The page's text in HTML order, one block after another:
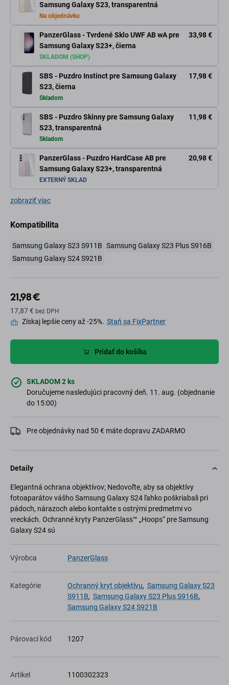
Samsung Galaxy S23, transparentná
Na objednávku
PanzerGlass - Tvrdené Sklo UWF AB wA pre
Samsung Galaxy S23+, čierna
33,98 €
SKLADOM (SHOP)
SBS - Puzdro Instinct pre Samsung Galaxy
S23, čierna
17,98 €
Skladom
SBS - Puzdro Skinny pre Samsung Galaxy
S23, transparentná
11,98 €
Skladom
PanzerGlass - Puzdro HardCase AB pre
Samsung Galaxy S23+, transparentná
20,98 €
EXTERNÝ SKLAD
zobraziť viac
Kompatibilita
Samsung Galaxy S23 S911B Samsung Galaxy S23 Plus S916B
Samsung Galaxy S24 S921B
21,98 €
17,87 € bez DPH
Získaj lepšie ceny až -25%. Staň sa FixPartner
Pridať do košíka
SKLADOM 2 ks
Doručujeme nasledujúci pracovný deň. 11. aug. (objednanie
do 15:00)
Pre objednávky nad 50 € máte dopravu ZADARMO
Detaily
Elegantná ochrana objektívov; Nedovoľte, aby sa objektívy
fotoaparátov vášho Samsung Galaxy S24 ľahko poškriabali pri
pádoch, nárazoch alebo kontakte s ostrými predmetmi vo
vreckách. Ochranné kryty PanzerGlass™ „Hoops“ pre Samsung
Galaxy S24 sú
Výrobca PanzerGlass
Kategórie Ochranný kryt objektívu, Samsung Galaxy S23
S911B, Samsung Galaxy S23 Plus S916B,
Samsung Galaxy S24 S921B
Párovací kód 1207
Artikel 1100302323